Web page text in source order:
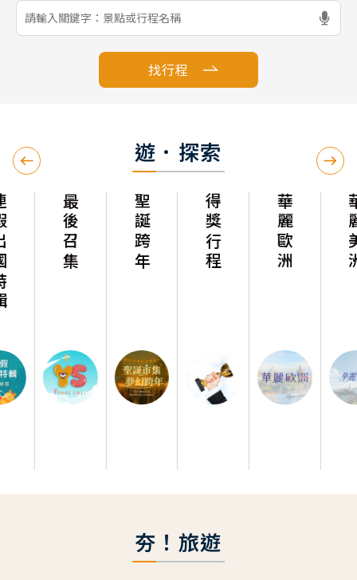
找行程
遊．探索
夯！旅遊